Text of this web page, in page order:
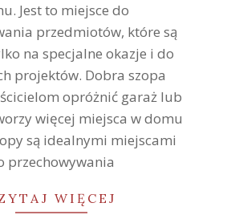
Jest to miejsce do
przedmiotów, które są
na specjalne okazje i do
projektów. Dobra szopa
opróżnić garaż lub
więcej miejsca w domu
są idealnymi miejscami
przechowywania
WIĘCEJ